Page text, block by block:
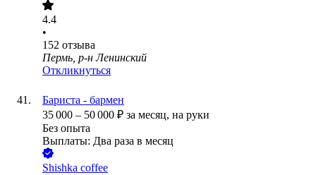
4.4
•
152 отзыва
Пермь, р-н Ленинский
Откликнуться
Бариста - бармен
35 000 – 50 000 ₽ за месяц, на руки
Без опыта
Выплаты: Два раза в месяц
Shishka coffee